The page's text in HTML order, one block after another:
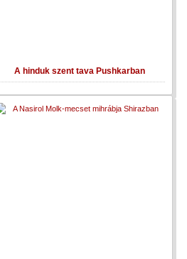
lépés
A hinduk szent tava Pushkarban